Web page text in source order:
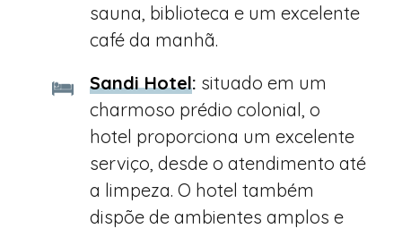
sauna, biblioteca e um excelente
café da manhã.
Sandi Hotel: situado em um
charmoso prédio colonial, o
hotel proporciona um excelente
serviço, desde o atendimento até
a limpeza. O hotel também
dispõe de ambientes amplos e